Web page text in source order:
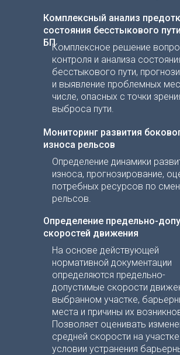
Комплексный анализ
состояния бесстыкового
БПКомплексное решение
контроля и анализа
бесстыкового пути,
и выявление проблемных
числе, опасных с точки
выброса пути.
Мониторинг развития
износа рельсов
Определение динамики
износа, прогнозирование,
потребных ресурсов по
рельсов.
Определение предельно-
скоростей движения
На основе действующей
нормативной документации
определяются предельно-
допустимые скорости
выбранном участке,
места и причины их
Позволяет оценивать
средней скорости на
условии устранения